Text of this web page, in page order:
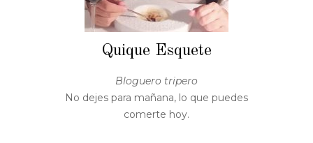
Quique Esquete
Bloguero tripero
No dejes para mañana, lo que puedes
comerte hoy.